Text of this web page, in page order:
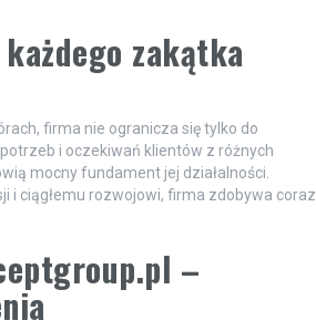
zakątka
firma nie ogranicza się tylko do
i oczekiwań klientów z różnych
mocny fundament jej działalności.
i ciągłemu rozwojowi, firma zdobywa coraz
–